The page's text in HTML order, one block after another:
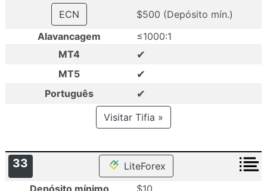
ECN
$500 (Depósito mín.)
Alavancagem
≤1000:1
MT4
✔
MT5 ✔
Português ✔
Visitar Tifia »
33
LiteForex